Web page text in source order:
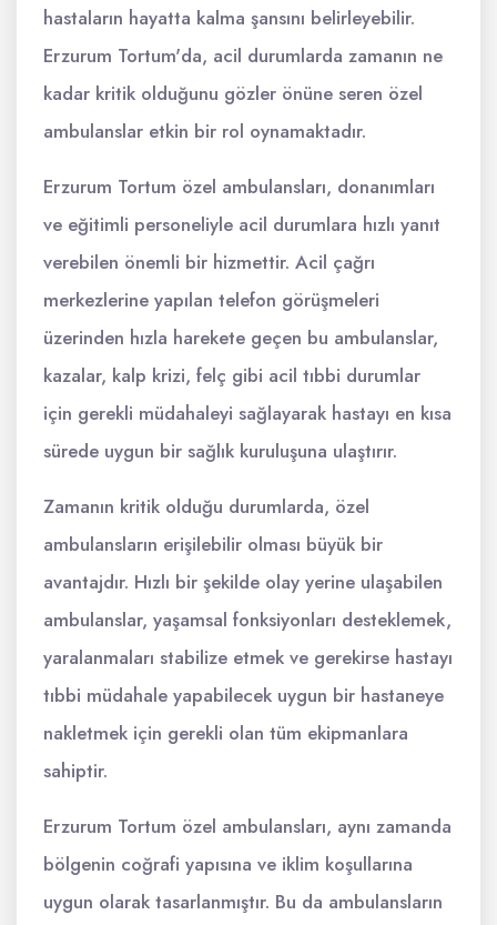
hastaların hayatta kalma şansını belirleyebilir.
Erzurum Tortum'da, acil durumlarda zamanın ne
kadar kritik olduğunu gözler önüne seren özel
ambulanslar etkin bir rol oynamaktadır.
Erzurum Tortum özel ambulansları, donanımları
ve eğitimli personeliyle acil durumlara hızlı yanıt
verebilen önemli bir hizmettir. Acil çağrı
merkezlerine yapılan telefon görüşmeleri
üzerinden hızla harekete geçen bu ambulanslar,
kazalar, kalp krizi, felç gibi acil tıbbi durumlar
için gerekli müdahaleyi sağlayarak hastayı en kısa
sürede uygun bir sağlık kuruluşuna ulaştırır.
Zamanın kritik olduğu durumlarda, özel
ambulansların erişilebilir olması büyük bir
avantajdır. Hızlı bir şekilde olay yerine ulaşabilen
ambulanslar, yaşamsal fonksiyonları desteklemek,
yaralanmaları stabilize etmek ve gerekirse hastayı
tıbbi müdahale yapabilecek uygun bir hastaneye
nakletmek için gerekli olan tüm ekipmanlara
sahiptir.
Erzurum Tortum özel ambulansları, aynı zamanda
bölgenin coğrafi yapısına ve iklim koşullarına
uygun olarak tasarlanmıştır. Bu da ambulansların